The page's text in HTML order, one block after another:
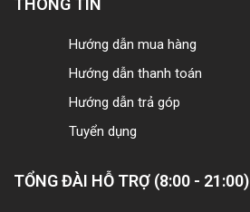
THÔNG TIN
Hướng dẫn mua hàng
Hướng dẫn thanh toán
Hướng dẫn trả góp
Tuyển dụng
TỔNG ĐÀI HỖ TRỢ (8:00 - 21:00)